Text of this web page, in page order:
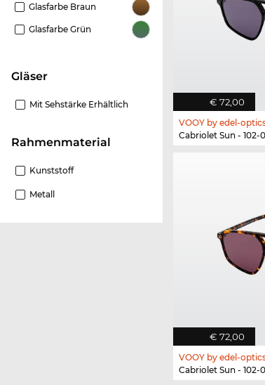
Glasfarbe Braun
Glasfarbe Grün
Gläser
Mit Sehstärke Erhältlich
Rahmenmaterial
Kunststoff
Metall
€ 72,00
VOOY by edel-
Cabriolet Sun - 102-
€ 72,00
VOOY by edel-
Cabriolet Sun - 102-